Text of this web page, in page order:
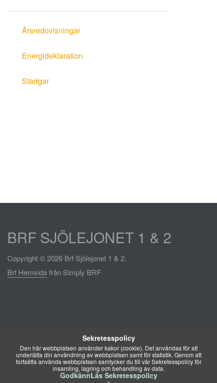
Årsredovisningar
Energideklaration
Stadgar
BRF SJÖLEJONET 1 & 2
Copyright © 2026 Brf Sjölejonet 1 & 2.
Brf Hemsidafrån Simply BRF
Sekretesspolicy
Den här webbplatsen använder kakor (cookie). Det användas för att
underlätta din användning av webbplatsen samt för statistik. Genom att
fortsätta använda webbplatsen samtycker du till vår Sekretesspolicy för
insamling, lagring och behandling av data.
GodkännLäs Sekretesspolicy